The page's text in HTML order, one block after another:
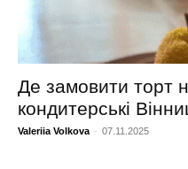
Де замовити торт
кондитерські
Valeriia Volkova - 07.11.2025